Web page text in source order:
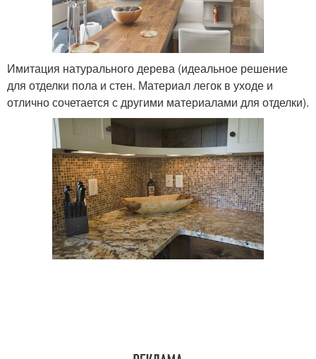
Имитация натурального дерева (идеальное решение
для отделки пола и стен. Материал легок в уходе и
отлично сочетается с другими материалами для отделки).